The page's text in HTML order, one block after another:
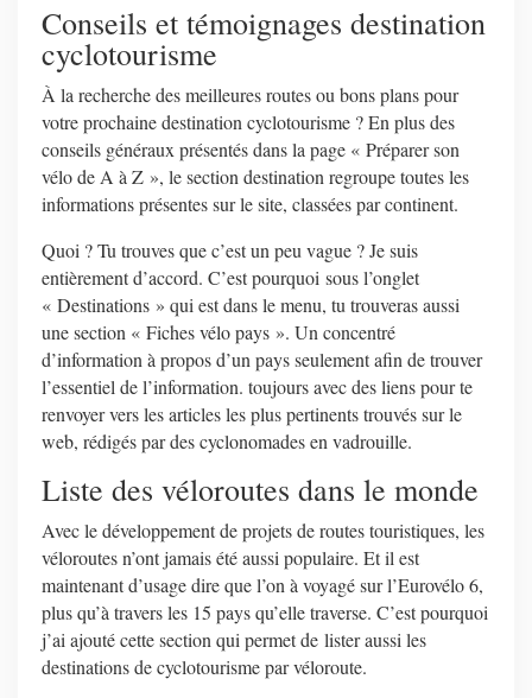
Conseils et témoignages destination
cyclotourisme
À la recherche des meilleures routes ou bons plans pour
votre prochaine destination cyclotourisme ? En plus des
conseils généraux présentés dans la page « Préparer son
vélo de A à Z », le section destination regroupe toutes les
informations présentes sur le site, classées par continent.
Quoi ? Tu trouves que c’est un peu vague ? Je suis
entièrement d’accord. C’est pourquoi sous l’onglet
« Destinations » qui est dans le menu, tu trouveras aussi
une section « Fiches vélo pays ». Un concentré
d’information à propos d’un pays seulement afin de trouver
l’essentiel de l’information. toujours avec des liens pour te
renvoyer vers les articles les plus pertinents trouvés sur le
web, rédigés par des cyclonomades en vadrouille.
Liste des véloroutes dans le monde
Avec le développement de projets de routes touristiques, les
véloroutes n’ont jamais été aussi populaire. Et il est
maintenant d’usage dire que l’on à voyagé sur l’Eurovélo 6,
plus qu’à travers les 15 pays qu’elle traverse. C’est pourquoi
j’ai ajouté cette section qui permet de lister aussi les
destinations de cyclotourisme par véloroute.